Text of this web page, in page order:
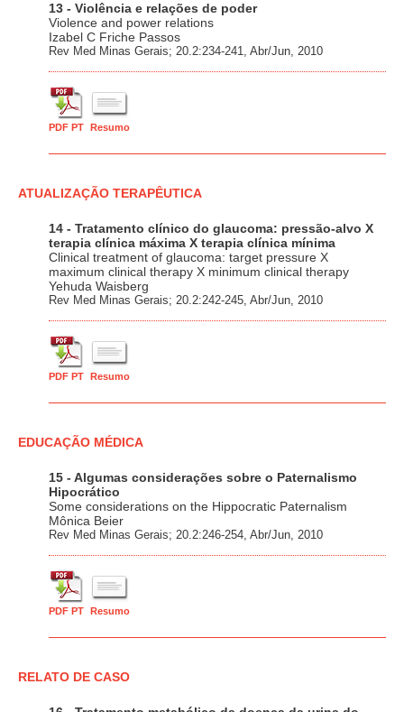
13 - Violência e relações de poder
Violence and power relations
Izabel C Friche Passos
Rev Med Minas Gerais; 20.2:234-241, Abr/Jun, 2010
PDF PT Resumo
ATUALIZAÇÃO TERAPÊUTICA
14 - Tratamento clínico do glaucoma: pressão-alvo X
terapia clínica máxima X terapia clínica mínima
Clinical treatment of glaucoma: target pressure X
maximum clinical therapy X minimum clinical therapy
Yehuda Waisberg
Rev Med Minas Gerais; 20.2:242-245, Abr/Jun, 2010
PDF PT Resumo
EDUCAÇÃO MÉDICA
15 - Algumas considerações sobre o Paternalismo
Hipocrático
Some considerations on the Hippocratic Paternalism
Mônica Beier
Rev Med Minas Gerais; 20.2:246-254, Abr/Jun, 2010
PDF PT Resumo
RELATO DE CASO